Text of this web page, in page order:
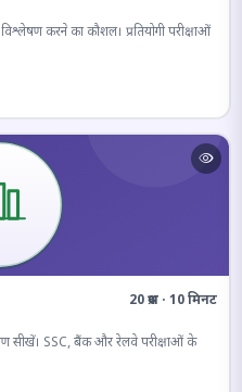
करने का कौशल। प्रतियोगी परीक्षाओं
20 प्रश्न · 10 मिनट
सीखें। SSC, बैंक और रेलवे परीक्षाओं के